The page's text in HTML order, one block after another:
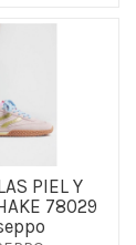
PIEL Y
78029